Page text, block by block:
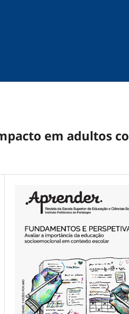
em adultos